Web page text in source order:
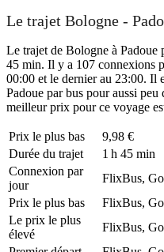
Le trajet Bologne -
Le trajet de Bologne à Padoue
45 min. Il y a 107 connexions
00:00 et le dernier au 23:00. Il
Padoue par bus pour aussi
meilleur prix pour ce voyage
Prix ​​le plus bas
9,98 €
Durée du trajet
1 h 45 min
Connexion par
jour
FlixBus,
Prix ​​le plus bas
FlixBus,
Le prix le plus
élevé
FlixBus,